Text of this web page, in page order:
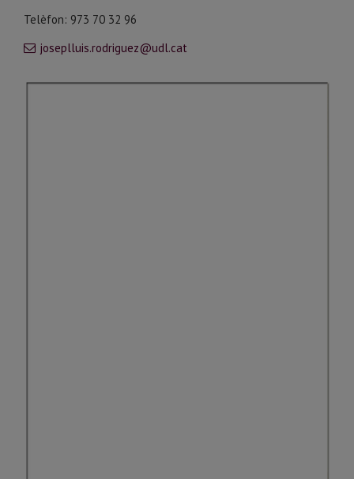
Telèfon: 973 70 32 96
joseplluis.rodriguez@udl.cat